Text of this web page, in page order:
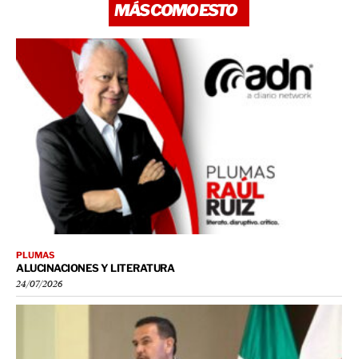
MÁS COMO ESTO
PLUMAS
ALUCINACIONES Y LITERATURA
24/07/2026